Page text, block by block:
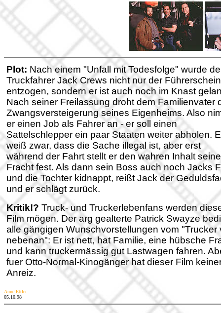
Plot: Nach einem "Unfall mit Todesfolge" wurde
Truckfahrer Jack Crews nicht nur der Führerschein
entzogen, sondern er ist auch noch im Knast
Nach seiner Freilassung droht dem Familienvater
Zwangsversteigerung seines Eigenheims. Also
er einen Job als Fahrer an - er soll einen
Sattelschlepper ein paar Staaten weiter abholen.
weiß zwar, dass die Sache illegal ist, aber erst
während der Fahrt stellt er den wahren Inhalt
Fracht fest. Als dann sein Boss auch noch Jacks
und die Tochter kidnappt, reißt Jack der
und er schlägt zurück.
Kritik!? Truck- und Truckerlebenfans werden
Film mögen. Der arg gealterte Patrick Swayze
alle gängigen Wunschvorstellungen vom "Trucker
nebenan": Er ist nett, hat Familie, eine hübsche
und kann truckermässig gut Lastwagen fahren.
fuer Otto-Normal-Kinogänger hat dieser Film
Anreiz.
Anne Ettler
05.10.98